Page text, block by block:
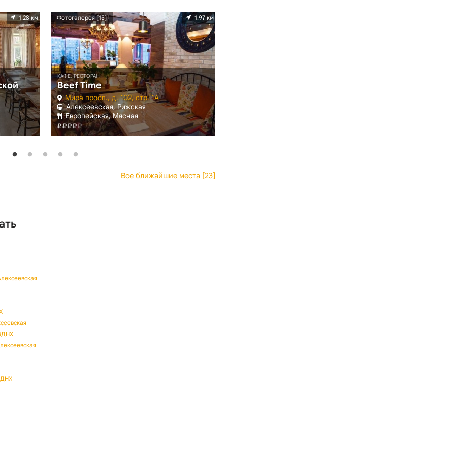
1.28 км Фотогалерея [15] 1.97 км
КАФЕ, РЕСТОРАН
Beef Time
Мира просп., д. 102, стр. 1А
Алексеевская, Рижская
Европейская, Мясная
Все ближайшие места [23]